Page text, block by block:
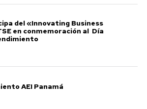
del «Innovating Business
en conmemoración al Día
AEI Panamá